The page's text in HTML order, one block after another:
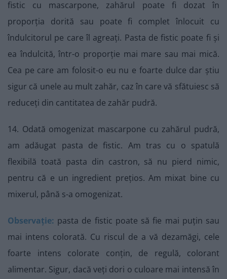
fistic cu mascarpone, zahărul poate fi dozat în
proporția dorită sau poate fi complet înlocuit cu
îndulcitorul pe care îl agreați. Pasta de fistic poate fi și
ea îndulcită, într-o proporție mai mare sau mai mică.
Cea pe care am folosit-o eu nu e foarte dulce dar știu
sigur că unele au mult zahăr, caz în care vă sfătuiesc să
reduceți din cantitatea de zahăr pudră.
14. Odată omogenizat mascarpone cu zahărul pudră,
am adăugat pasta de fistic. Am tras cu o spatulă
flexibilă toată pasta din castron, să nu pierd nimic,
pentru că e un ingredient prețios. Am mixat bine cu
mixerul, până s-a omogenizat.
Observație: pasta de fistic poate să fie mai puțin sau
mai intens colorată. Cu riscul de a vă dezamăgi, cele
foarte intens colorate conțin, de regulă, colorant
alimentar. Sigur, dacă veți dori o culoare mai intensă în